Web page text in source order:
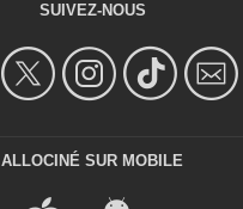
SUIVEZ-NOUS
ALLOCINÉ SUR MOBILE